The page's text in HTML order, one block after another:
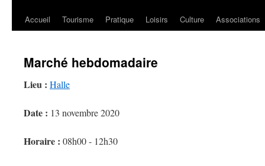
Accueil Tourisme Pratique Loisirs Culture Associations
Marché hebdomadaire
Lieu : Halle
Date : 13 novembre 2020
Horaire : 08h00 - 12h30